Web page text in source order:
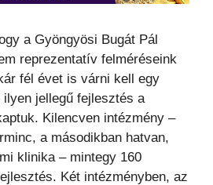
a Gyöngyösi Bugát Pál
reprezentatív felméréseink
fél évet is várni kell egy
jellegű fejlesztés a
Kilencven intézmény –
a másodikban hatvan,
klinika – mintegy 160
Két intézményben, az